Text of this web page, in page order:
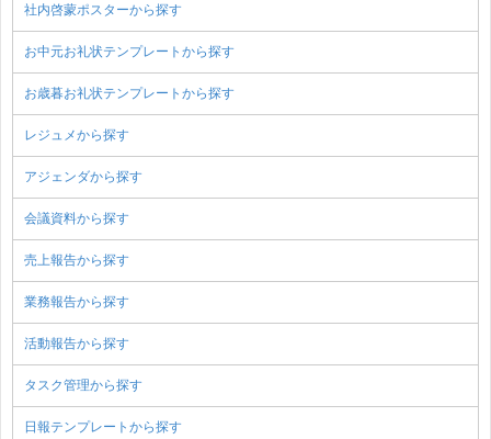
社内啓蒙ポスターから探す
お中元お礼状テンプレートから探す
お歳暮お礼状テンプレートから探す
レジュメから探す
アジェンダから探す
会議資料から探す
売上報告から探す
業務報告から探す
活動報告から探す
タスク管理から探す
日報テンプレートから探す